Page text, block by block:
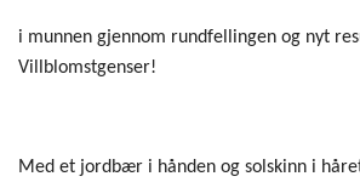
i munnen gjennom rundfellingen og nyt
Villblomstgenser!
Med et jordbær i hånden og solskinn i